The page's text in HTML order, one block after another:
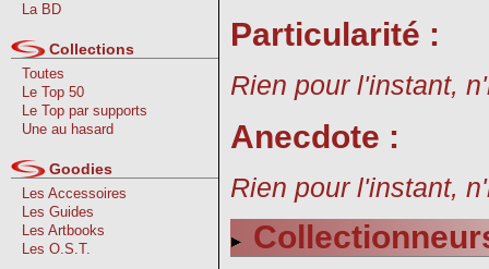
La BD
Collections
Toutes
Le Top 50
Le Top par supports
Une au hasard
Goodies
Les Accessoires
Les Guides
Les Artbooks
Les O.S.T.
Particularité :
Rien pour l'instant,
Anecdote :
Rien pour l'instant,